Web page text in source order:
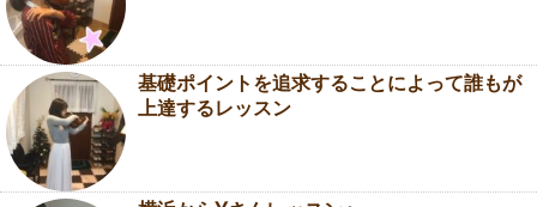
基礎ポイントを追求することによって誰もが
上達するレッスン